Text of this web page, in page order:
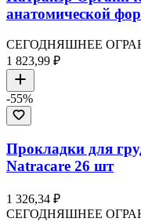
анатомической
СЕГОДНЯШНЕЕ
1 823,99 ₽
-55%
Прокладки для
Natracare 26 шт
1 326,34 ₽
СЕГОДНЯШНЕЕ